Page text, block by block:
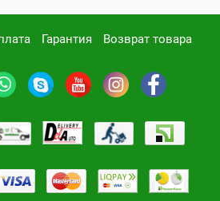
Гарантия Возврат товара